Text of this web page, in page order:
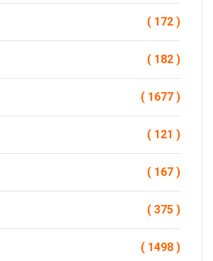
( 172 )
( 182 )
( 1677 )
( 121 )
( 167 )
( 375 )
( 1498 )